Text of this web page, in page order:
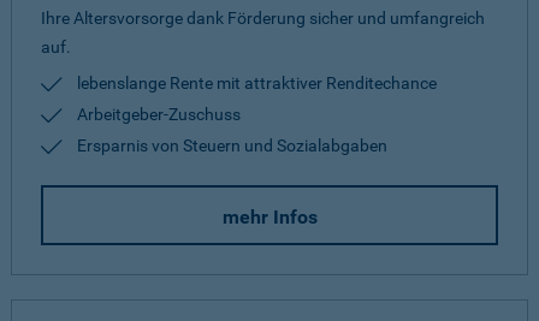
Ihre Altersvorsorge dank Förderung sicher und umfangreich
auf.
lebenslange Rente mit attraktiver Renditechance
Arbeitgeber-Zuschuss
Ersparnis von Steuern und Sozialabgaben
mehr Infos